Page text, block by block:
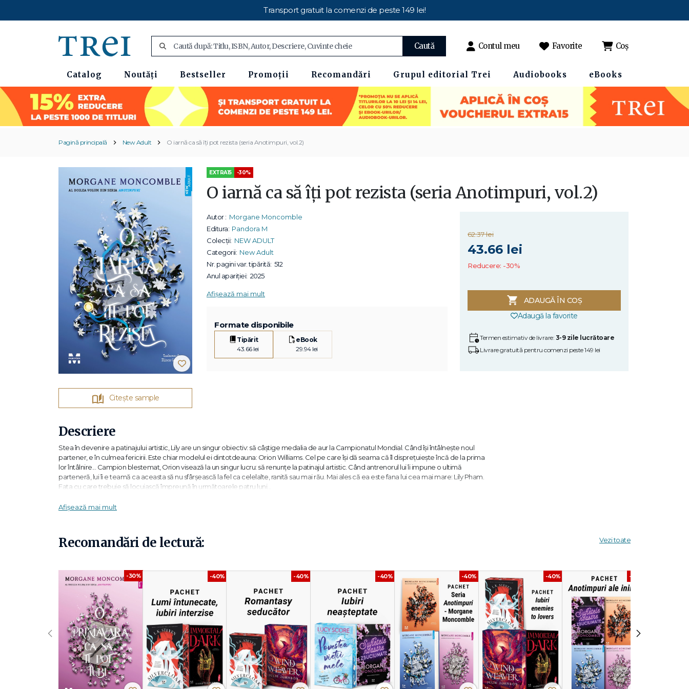
Transport gratuit la comenzi de peste 149 lei!
Caută Contul meu Favorite Coș
Catalog Noutăți Bestseller Promoții Recomandări Grupul editorial Trei Audiobooks eBooks
Pagină principală New Adult O iarnă ca să îți pot rezista (seria Anotimpuri, vol.2)
Citește sample
EXTRA15 -30%
O iarnă ca să îți pot rezista (seria Anotimpuri, vol.2)
Autor : Morgane Moncomble
Editura: Pandora M
Colecții: NEW ADULT
Categorii: New Adult
Nr. pagini var. tipărită: 512
Anul apariției: 2025
Afișează mai mult
Formate disponibile
Tipărit
43.66 lei
eBook
29.94 lei
62.37 lei
43.66 lei
Reducere: -30%
ADAUGĂ ÎN COȘ
Adaugă la favorite
Termen estimativ de livrare: 3-9 zile lucrătoare
Livrare gratuită pentru comenzi peste 149 lei
Descriere
Stea în devenire a patinajului artistic, Lily are un singur obiectiv: să câștige medalia de aur la Campionatul Mondial. Când își întâlnește noul
partener, e în culmea fericirii. Este chiar modelul ei dintotdeauna: Orion Williams. Cel pe care își dă seama că îl disprețuiește încă de la prima
lor întâlnire... Campion blestemat, Orion visează la un singur lucru: să renunțe la patinajul artistic. Când antrenorul lui îi impune o ultimă
parteneră, lui îi e teamă ca aceasta să nu sfârșească la fel ca celelalte, ranită sau mai rău. Mai ales că ea este fana lui cea mai mare: Lily Pham.
Fata cu care trebuie să locuiască împreună în următoarele patru luni...
despre relații amoroase și teme actuale precum hărțuirea, diversitatea... În Franța, e regina domeniului romance.“ -Le Parisien
Anotimpuri, noua sa serie, Moncombleexplorează preț de un anotimp zonele de umbra și de lumină ale epocii noastre prin
intermediul unor povești de dragoste înflăcărate.
O iarnă ca să îți pot rezista
, al doilea volum, zugrăvește o poveste despre reziliență și
dizabilitate.“ -Quest-France
Morgane Moncomble
propune un romance cu personaje bine concepute și teme puternice. E greu să rămâi indiferent citind poveștile
ei. O lectură obligatorie!“ -
20 minutes
„Nu degeaba e autoarea numarul 1 a genului new romance în Franța. Un succes mondial care abia începe.“ -Version Femina
Afișează mai mult
Recomandări de lectură: Vezi toate
-30% -40% -40% -40% -40% -40% -40%
‹ ›